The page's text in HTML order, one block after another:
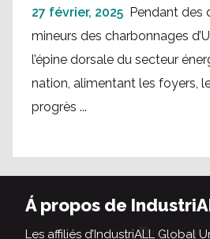
27 février, 2025 Pendant des
mineurs des charbonnages
l’épine dorsale du secteur
nation, alimentant les foyers,
progrès ...
Á propos de
Les affiliés d’IndustriALL Global